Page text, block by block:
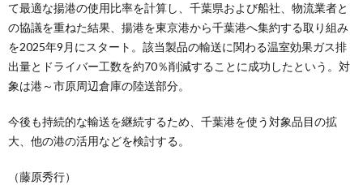
て最適な揚港の使用比率を計算し、千葉県および船社、物流業者と
の協議を重ねた結果、揚港を東京港から千葉港へ集約する取り組み
を2025年9月にスタート。該当製品の輸送に関わる温室効果ガス排
出量とドライバー工数を約70％削減することに成功したという。対
象は港～市原周辺倉庫の陸送部分。
今後も持続的な輸送を継続するため、千葉港を使う対象品目の拡
大、他の港の活用などを検討する。
（藤原秀行）